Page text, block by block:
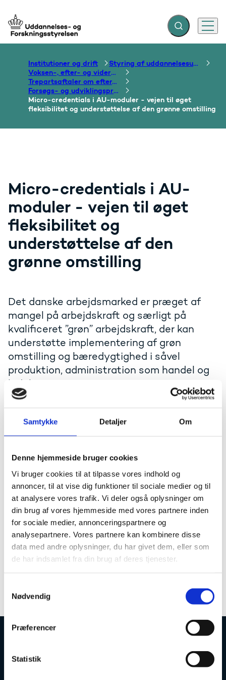
Samtykke Detaljer Om
Denne hjemmeside bruger cookies
Vi bruger cookies til at tilpasse vores indhold og
annoncer, til at vise dig funktioner til sociale medier og til
at analysere vores trafik. Vi deler også oplysninger om
din brug af vores hjemmeside med vores partnere inden
for sociale medier, annonceringspartnere og
analysepartnere. Vores partnere kan kombinere disse
data med andre oplysninger, du har givet dem, eller som
de har indsamlet fra din brug af deres tjenester.
Nødvendig
Præferencer
Statistik
Gå til forsiden Fold søgefelt ud
Menu
Institutioner og drift
Styring af uddannelsesudbud
Voksen-, efter- og videreuddannelse
Trepartsaftaler om efter- og videreuddannelse
Forsøgs- og udviklingsprojekter i regi af trepartsaftalen
Micro-credentials i AU-moduler - vejen til øget
fleksibilitet og understøttelse af den grønne omstilling
Micro-credentials i AU-
moduler - vejen til øget
fleksibilitet og
understøttelse af den
grønne omstilling
Det danske arbejdsmarked er præget af
mangel på arbejdskraft og særligt på
kvalificeret ”grøn” arbejdskraft, der kan
understøtte implementering af grøn
omstilling og bæredygtighed i såvel
produktion, administration som handel og
ledelse.
I projekter arbejdes der med udvikling af micro-
credentials – mindre lærings delmål - indenfor
rammerne af Akademimoduler, særligt med henblik på
opkvalificering til voksne på arbejdsmarkedet og
Projektets hypotese er, at ved at splitte modulerne op i
micro-dele og udbyde kortere specifikke læringsforløb
på Akademi-niveau, vil det være muligt i langt højere
grad at tilfredsstille medarbejdere og
virksomhedernes behov for nødvendig opkvalificering i
grøn omstilling.
Projektets arbejde er særligt knyttet til modulerne
”ESG” og ”Klimaregnskaber” og evt. ”Bæredygtig
Forretningsforståelse” indenfor akademiuddannelsen
’Grøn omstilling og bæredygtighed’. Som del af
projektets udbydes minimum 2-3 akademimoduler, der
deltagere.